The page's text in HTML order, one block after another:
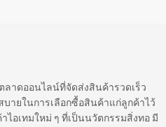
ลาดออนไลน์ที่จัดส่งสินค้ารวดเร็ว
ายในการเลือกซื้อสินค้าแก่ลูกค้าไว้
อเทมใหม่ ๆ ที่เป็นนวัตกรรมสิ่งทอ มี